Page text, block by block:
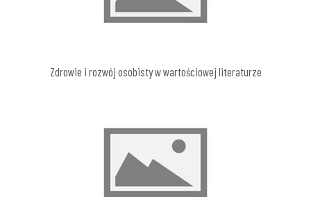
Zdrowie i rozwój osobisty w wartościowej literaturze